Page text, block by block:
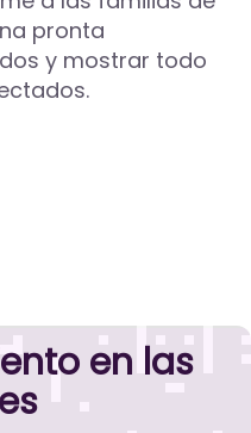
pronta
y mostrar todo
en las